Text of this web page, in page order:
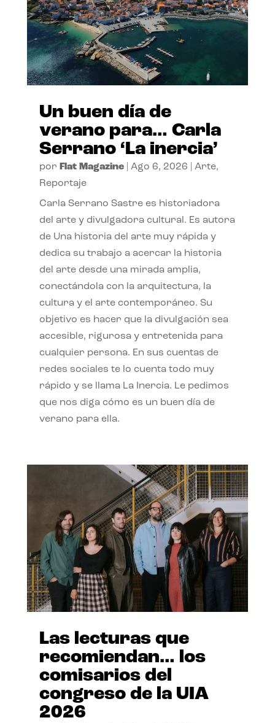
Un buen día de
verano para… Carla
Serrano ‘La inercia’
por Flat Magazine| Ago 6, 2026 Arte,
Reportaje
Carla Serrano Sastre es historiadora
del arte y divulgadora cultural. Es autora
de Una historia del arte muy rápida y
dedica su trabajo a acercar la historia
del arte desde una mirada amplia,
conectándola con la arquitectura, la
cultura y el arte contemporáneo. Su
objetivo es hacer que la divulgación sea
accesible, rigurosa y entretenida para
cualquier persona. En sus cuentas de
redes sociales te lo cuenta todo muy
rápido y se llama La Inercia. Le pedimos
que nos diga cómo es un buen día de
verano para ella.
Las lecturas que
recomiendan… los
comisarios del
congreso de la UIA
2026